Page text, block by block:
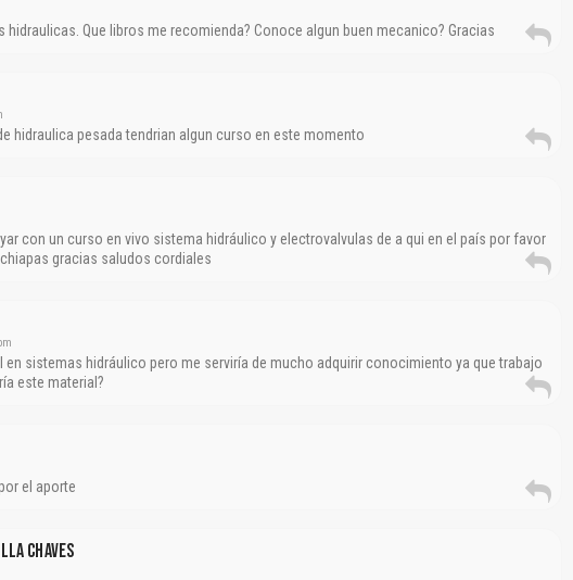
hidraulicas. Que libros me recomienda? Conoce algun buen mecanico? Gracias
hidraulica pesada tendrian algun curso en este momento
con un curso en vivo sistema hidráulico y electrovalvulas de a qui en el país por favor
gracias saludos cordiales
sistemas hidráulico pero me serviría de mucho adquirir conocimiento ya que trabajo
este material?
el aporte
Chaves